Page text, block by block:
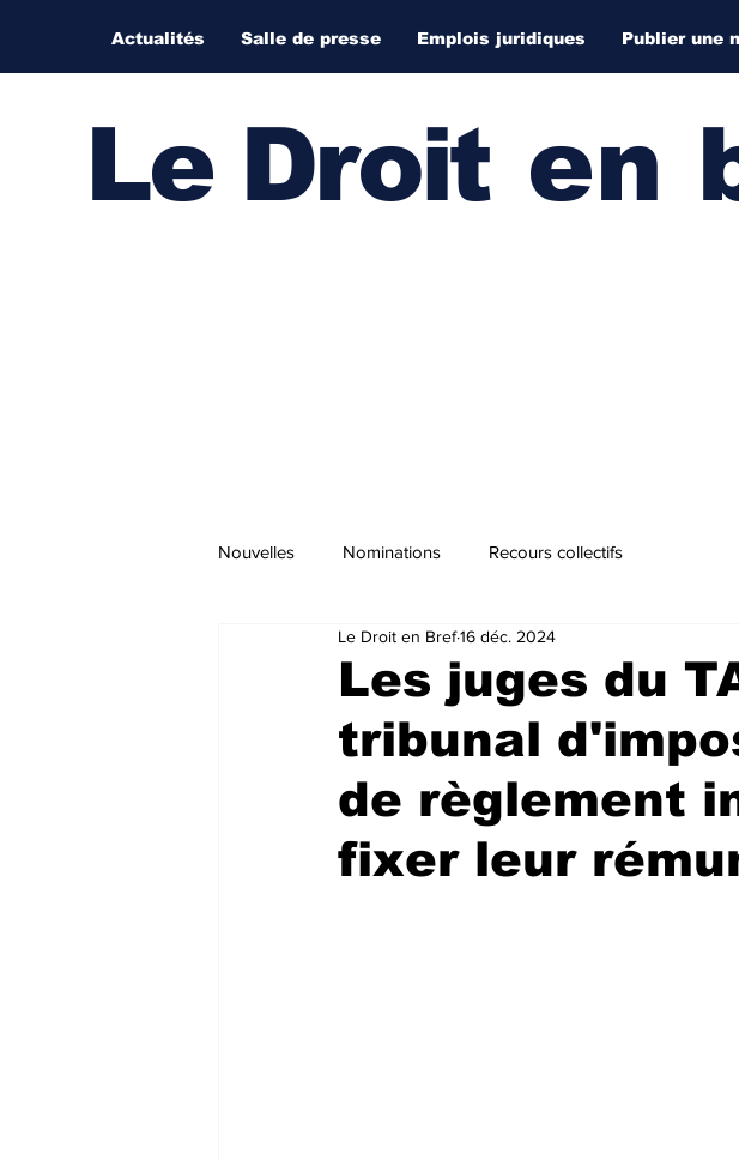
Actualités Salle de presse Emplois juridiques Publier une
Le Droit en
Nouvelles Nominations Recours collectifs
Les juges du
tribunal
de règlement
fixer leur
Le Droit en Bref16 déc. 2024